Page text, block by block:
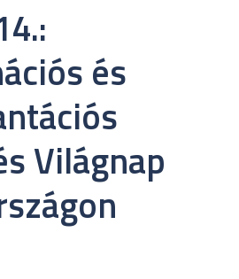
és
Világnap